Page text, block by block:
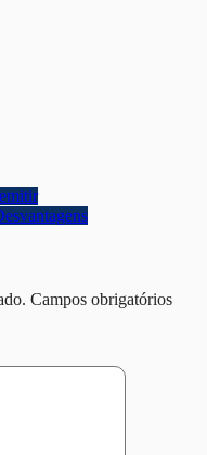
Campos obrigatórios